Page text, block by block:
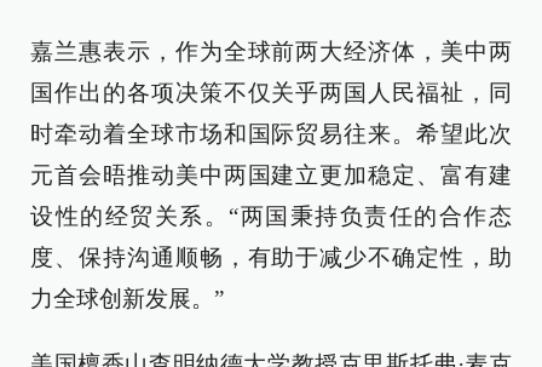
嘉兰惠表示，作为全球前两大经济体，美中两
国作出的各项决策不仅关乎两国人民福祉，同
时牵动着全球市场和国际贸易往来。希望此次
元首会晤推动美中两国建立更加稳定、富有建
设性的经贸关系。“两国秉持负责任的合作态
度、保持沟通顺畅，有助于减少不确定性，助
力全球创新发展。”